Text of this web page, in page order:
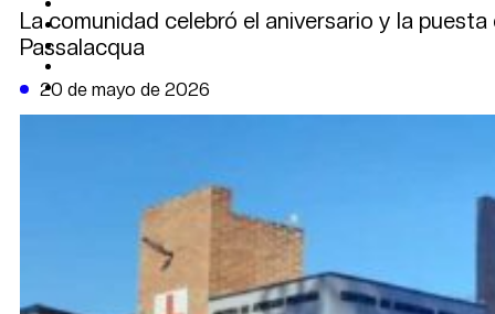
POLÍTICA
CAMBIO CLIMÁTICO
DATA FIRME
DE LA TRIBUNA TV
La comunidad celebró el aniversario y la
Passalacqua
20 de mayo de 2026